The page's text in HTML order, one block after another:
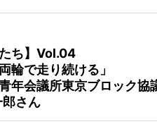
ち】Vol.04
輪で走り続ける」
年会議所東京ブロック協
さん